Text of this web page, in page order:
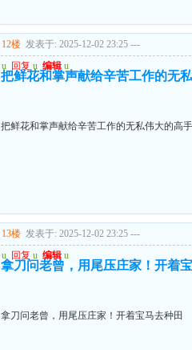
12楼 发表于: 2025-12-02 23:25 ---
u 回复 u 编辑 u
把鲜花和掌声献给辛苦工作的无
把鲜花和掌声献给辛苦工作的无私伟大的高
13楼 发表于: 2025-12-02 23:25 ---
u 回复 u 编辑 u
拿刀问老曾，用尾压庄家！开着
拿刀问老曾，用尾压庄家！开着宝马去种田